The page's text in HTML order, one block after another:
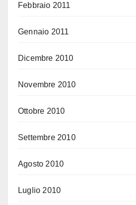
Febbraio 2011
Gennaio 2011
Dicembre 2010
Novembre 2010
Ottobre 2010
Settembre 2010
Agosto 2010
Luglio 2010